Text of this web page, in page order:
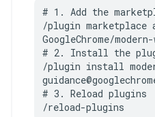
# 1. Add the
/plugin marketplace
GoogleChrome/
# 2. Install the
/plugin install
# 3. Reload plugins
/reload-plugins